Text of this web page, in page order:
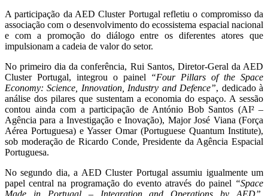
A participação da AED Cluster Portugal refletiu o compromisso da
associação com o desenvolvimento do ecossistema espacial nacional
e com a promoção do diálogo entre os diferentes atores que
impulsionam a cadeia de valor do setor.
No primeiro dia da conferência, Rui Santos, Diretor-Geral da AED
Cluster Portugal, integrou o painel “Four Pillars of the Space
Economy: Science, Innovation, Industry and Defence”, dedicado à
análise dos pilares que sustentam a economia do espaço. A sessão
contou ainda com a participação de António Bob Santos (AI² –
Agência para a Investigação e Inovação), Major José Viana (Força
Aérea Portuguesa) e Yasser Omar (Portuguese Quantum Institute),
sob moderação de Ricardo Conde, Presidente da Agência Espacial
Portuguesa.
No segundo dia, a AED Cluster Portugal assumiu igualmente um
papel central na programação do evento através do painel “Space